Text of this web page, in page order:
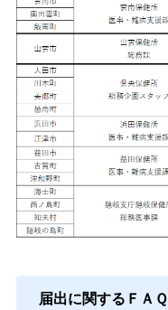
届出に関するＦＡＱ